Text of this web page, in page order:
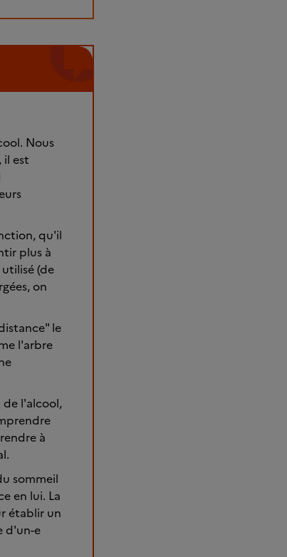
Nous
est
qu'il
plus à
(de
on
le
l'arbre
l'alcool,
à
sommeil
en lui. La
établir un
d'un-e